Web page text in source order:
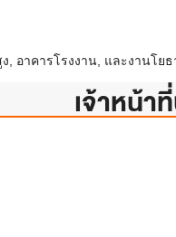
อาคารโรงงาน, และงานโย
เจ้าหน้า